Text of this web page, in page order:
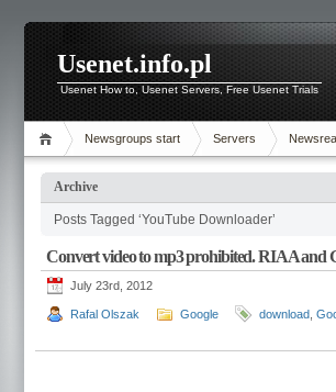
Usenet.info.pl
Usenet How to, Usenet Servers, Free Usenet Trials
Newsgroups start Servers
Archive
Posts Tagged ‘YouTube Downloader’
Convert video to mp3 prohibited. RIAA and
July 23rd, 2012
Rafal Olszak Google download